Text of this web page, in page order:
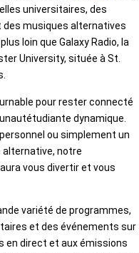
universitaires, des
musiques alternatives
loin que Galaxy Radio, la
University, située à St.
pour rester connecté
dynamique.
ou simplement un
alternative, notre
vous divertir et vous
variété de programmes,
et des événements sur
en direct et aux émissions